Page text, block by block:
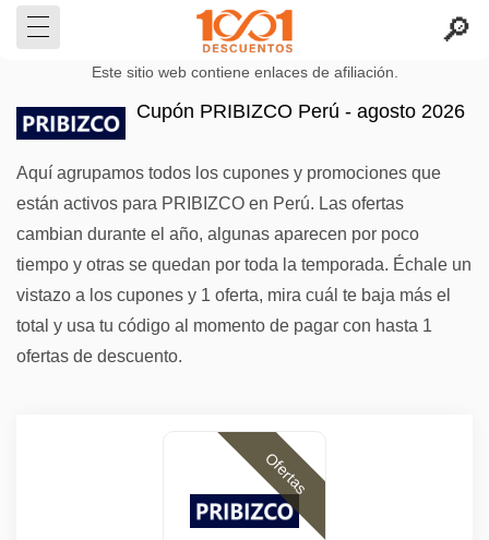
Este sitio web contiene enlaces de afiliación.
Cupón PRIBIZCO Perú - agosto 2026
Aquí agrupamos todos los cupones y promociones que
están activos para PRIBIZCO en Perú. Las ofertas
cambian durante el año, algunas aparecen por poco
tiempo y otras se quedan por toda la temporada. Échale un
vistazo a los cupones y 1 oferta, mira cuál te baja más el
total y usa tu código al momento de pagar con hasta 1
ofertas de descuento.
Ofertas